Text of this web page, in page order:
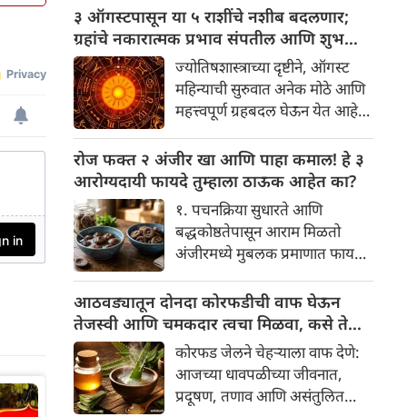
वाजवताना दिसतील. ही एक सामान्य
प्रथा आहे, पण तुम्ही कधी विचार
केला आहे का की यामागे काय रहस्य
आहे आणि प्रत्येक टाळीचा अर्थ काय
आहे? हा केवळ एक विधी नाही, तर
यामागे खोलवर रुजलेल्या पौराणिक
श्रद्धा, आध्यात्मिक अर्थ आणि काही
वैज्ञानिक तर्कदेखील आहेत. चला, या
अनोख्या परंपरेमागील अर्थ
सविस्तरपणे समजून घेऊया.
३ ऑगस्टपासून या ५ राशींचे नशीब बदलणार;
ग्रहांचे नकारात्मक प्रभाव संपतील आणि शुभ
दिवसांची सुरुवात होईलज्योतिषशास्त्राच्या दृष्टीने, ऑगस्ट
महिन्याची सुरुवात अनेक मोठे आणि
महत्त्वपूर्ण ग्रहबदल घेऊन येत आहे.
हालचाल अनेक राशींच्या जीवनात
सकारात्मक बदल घडवून आणणार
आहे. विशेषतः ३ ऑगस्ट रोजी एक
अत्यंत दुर्मिळ आणि फलदायी
ग्रहस्थिती (संयोग) तयार होत आहे.
या दिवशी तयार होणारे शुभ योग,
ग्रहांची स्थिती आणि या गोचरमुळे
ज्यांचे नशीब उजळणार आहे अशा
भाग्यवान राशींबद्दल आपण जाणून
घेऊया!
रोज फक्त २ अंजीर खा आणि पाहा कमाल! हे ३
आरोग्यदायी फायदे तुम्हाला ठाऊक आहेत का?
१. पचनक्रिया सुधारते आणि
बद्धकोष्ठतेपासून आराम मिळतो
अंजीरमध्ये मुबलक प्रमाणात फायबर
बद्धकोष्ठता, गॅस किंवा अपचनाचा
त्रास होत असेल, तर अंजीर
तुमच्यासाठी वरदान ठरू शकते. हे
आतड्यांची स्वच्छता ठेवण्यास मदत
करते. पचनसंस्था मजबूत करून पोट
साफ होण्यास मदत करते.
आठवड्यातून दोनदा कोरफडीची वाफ घेऊन
तेजस्वी आणि चमकदार त्वचा मिळवा, कसे ते
जाणून घ्या
कोरफड जेलने चेहऱ्याला वाफ देणे:
आजच्या धावपळीच्या जीवनात,
प्रदूषण, तणाव आणि असंतुलित